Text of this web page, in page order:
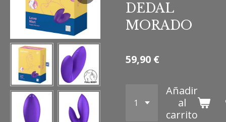
DEDAL
MORADO
59,90 €
Añadir
al
carrito